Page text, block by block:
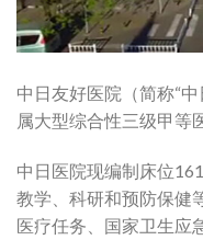
中日友好医院（简称“
属大型综合性三级甲等
中日医院现编制床位
教学、科研和预防保健
医疗任务、国家卫生应